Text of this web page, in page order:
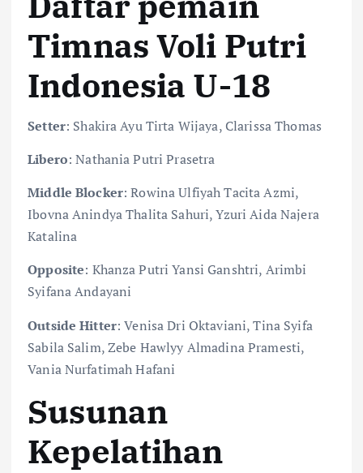
Timnas Voli Putri
Indonesia U-18
Setter: Shakira Ayu Tirta Wijaya, Clarissa Thomas
Libero: Nathania Putri Prasetra
Middle Blocker: Rowina Ulfiyah Tacita Azmi,
Ibovna Anindya Thalita Sahuri, Yzuri Aida Najera
Katalina
Opposite: Khanza Putri Yansi Ganshtri, Arimbi
Syifana Andayani
Outside Hitter: Venisa Dri Oktaviani, Tina Syifa
Sabila Salim, Zebe Hawlyy Almadina Pramesti,
Vania Nurfatimah Hafani
Susunan
Kepelatihan